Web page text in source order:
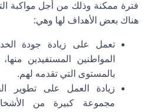
فترة ممكنة وذلك من أجل مواكبة
هناك بعض الأهداف لها وهي:
تعمل على زيادة جودة
المواطنين المستفيدين
بالمستوى التي تقدمه لهم.
زيادة العمل على
مجموعة كبيرة من